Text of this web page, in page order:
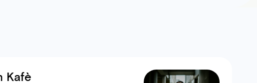
Kafè